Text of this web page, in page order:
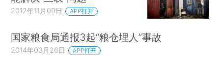
2012年11月09日 APP打开
国家粮食局通报3起“粮仓埋人”事故
2014年03月26日 APP打开